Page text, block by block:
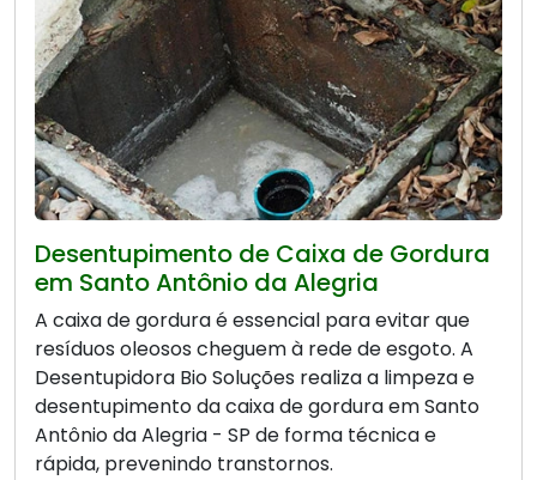
Desentupimento de Caixa de Gordura
em Santo Antônio da Alegria
A caixa de gordura é essencial para evitar que
resíduos oleosos cheguem à rede de esgoto. A
Desentupidora Bio Soluções realiza a limpeza e
desentupimento da caixa de gordura em Santo
Antônio da Alegria - SP de forma técnica e
rápida, prevenindo transtornos.